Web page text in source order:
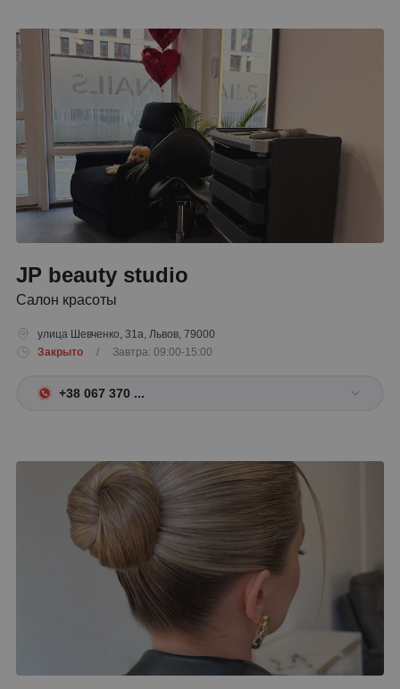
JP beauty studio
Салон красоты
улица Шевченко, 31а, Львов, 79000
Закрыто
/ Завтра: 09:00-15:00
+38 067 370 ...